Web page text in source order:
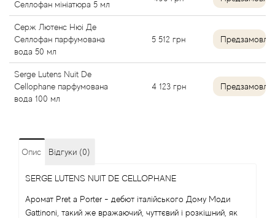
Селлофан мініатюра 5 мл
Серж Лютенс Нюі Де
Селлофан парфумована
вода 50 мл
5 512 грн
Serge Lutens Nuit De
Cellophane парфумована
вода 100 мл
4 123 грн
Опис Відгуки (0)
SERGE LUTENS NUIT DE CELLOPHANE
Аромат Pret a Porter - дебют італійського Дому Моди
Gattinoni, такий же вражаючий, чуттєвий і розкішний, як
American Crew
Amouage
Amouroud
Angel Schlesser
Anima Mundi
Anna Sui